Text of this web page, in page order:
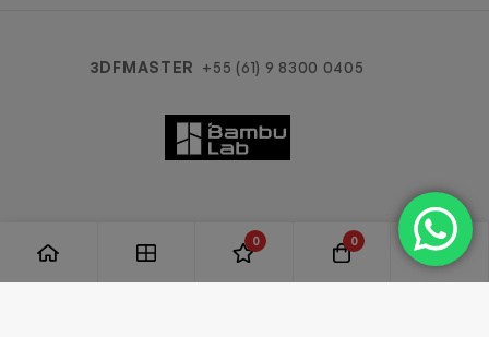
3DFMASTER +55 (61) 9 8300 0405
0 0